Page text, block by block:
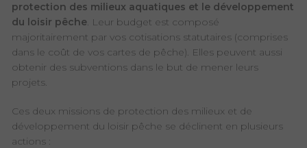
protection des milieux aquatiques et le développement
du loisir pêche. Leur budget est composé
majoritairement par vos cotisations statutaires (comprises
dans le coût de vos cartes de pêche). Elles peuvent aussi
obtenir des subventions dans le but de mener leurs
projets.
Ces deux missions de protection des milieux et de
développement du loisir pêche se déclinent en plusieurs
actions :